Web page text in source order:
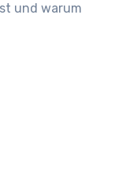
und warum